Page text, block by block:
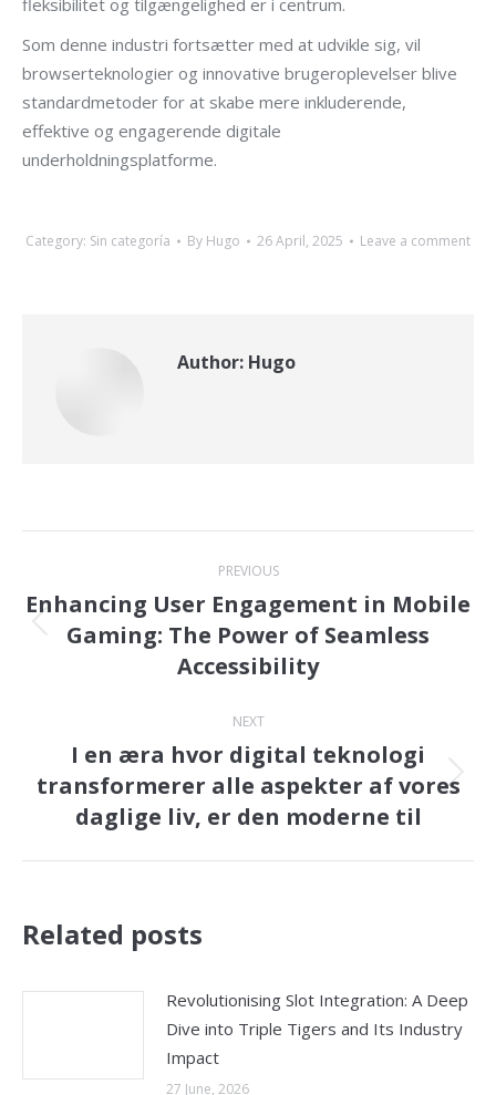
fleksibilitet og tilgængelighed er i centrum.
Som denne industri fortsætter med at udvikle sig, vil
browserteknologier og innovative brugeroplevelser blive
standardmetoder for at skabe mere inkluderende,
effektive og engagerende digitale
underholdningsplatforme.
Category: Sin categoría By Hugo 26 April, 2025 Leave a comment
Author: Hugo
navigation
PREVIOUS
Previous
post:
Enhancing User Engagement in Mobile
Gaming: The Power of Seamless
Accessibility
NEXT
Next
post:
I en æra hvor digital teknologi
transformerer alle aspekter af vores
daglige liv, er den moderne til
Related posts
Revolutionising Slot Integration: A Deep
Dive into Triple Tigers and Its Industry
Impact
27 June, 2026